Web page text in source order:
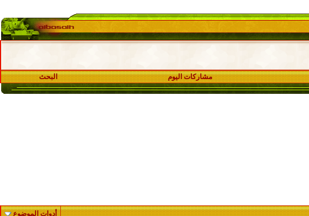
مشاركات اليوم البحث
أدوات الموضوع